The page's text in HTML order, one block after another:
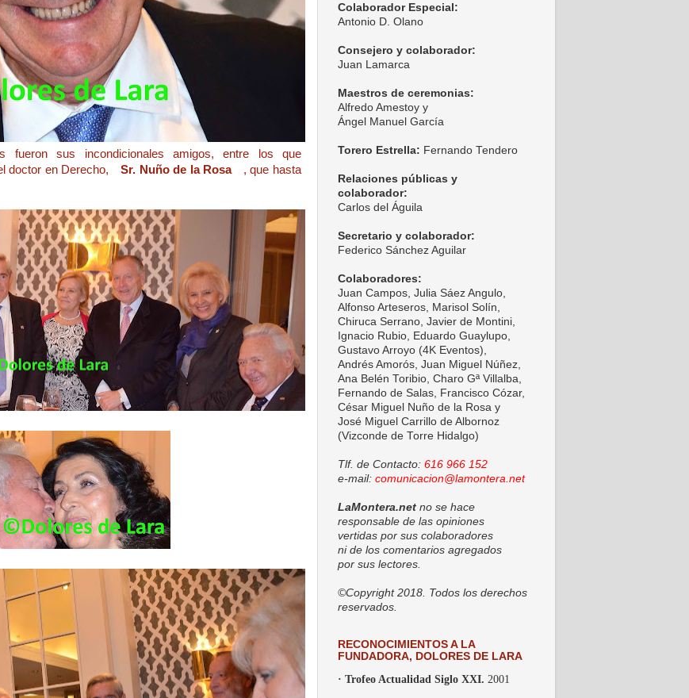
fueron sus incondicionales amigos, entre los que
doctor en Derecho,
Sr. Nuño de la Rosa
, que hasta
Colaborador Especial:
Antonio D. Olano
Consejero y colaborador:
Juan Lamarca
Maestros de ceremonias:
Alfredo Amestoy y
Ángel Manuel García
Torero Estrella: Fernando Tendero
Relaciones públicas y
colaborador:
Carlos del Águila
Secretario y colaborador:
Federico Sánchez Aguilar
Colaboradores:
Juan Campos, Julia Sáez Angulo,
Alfonso Arteseros, Marisol Solín,
Chiruca Serrano, Javier de Montini,
Ignacio Rubio, Eduardo Guaylupo,
Gustavo Arroyo (4K Eventos),
Andrés Amorós, Juan Miguel Núñez,
Ana Belén Toribio, Charo Gª Villalba,
Fernando de Salas, Francisco Cózar,
César Miguel Nuño de la Rosa y
José Miguel Carrillo de Albornoz
(Vizconde de Torre Hidalgo)
Tlf. de Contacto: 616 966 152
e-mail: comunicacion@lamontera.net
LaMontera.net no se hace
responsable de las opiniones
vertidas por sus colaboradores
ni de los comentarios agregados
por sus lectores.
©Copyright 2018. Todos los derechos
reservados.
RECONOCIMIENTOS A LA
FUNDADORA, DOLORES DE LARA
· Trofeo Actualidad Siglo XXI. 2001